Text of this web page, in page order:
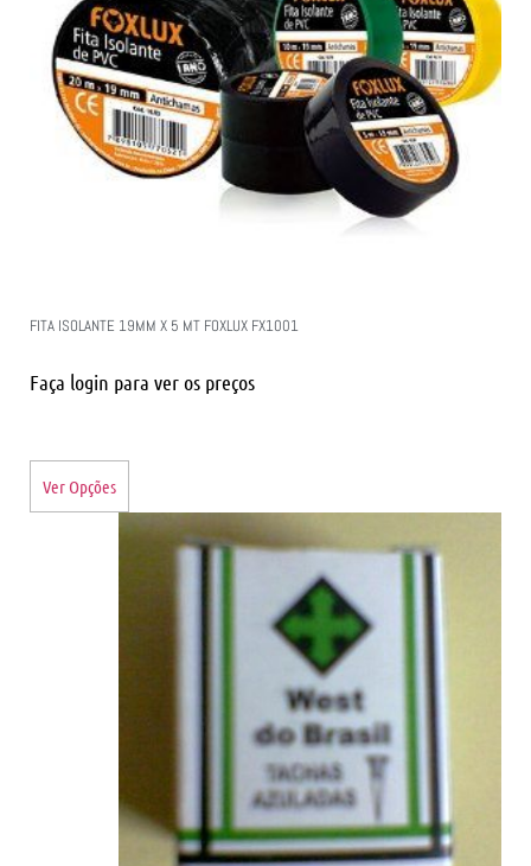
FITA ISOLANTE 19MM X 5 MT FOXLUX FX1001
Faça login para ver os preços
Ver Opções